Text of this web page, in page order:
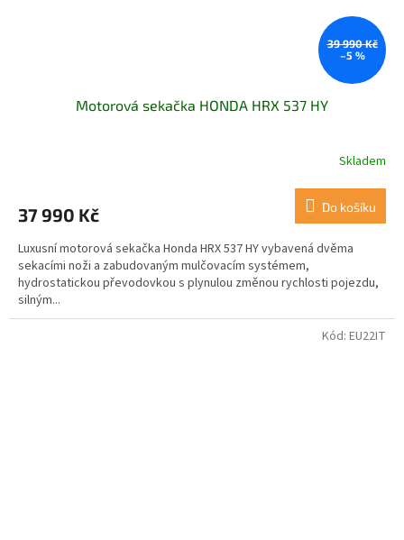
39 990 Kč
–5 %
Motorová sekačka HONDA HRX 537 HY
Skladem
37 990 Kč Do košíku
Luxusní motorová sekačka Honda HRX 537 HY vybavená dvěma
sekacími noži a zabudovaným mulčovacím systémem,
hydrostatickou převodovkou s plynulou změnou rychlosti pojezdu,
silným...
Kód: EU22IT